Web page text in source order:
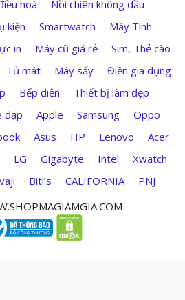
hoà
Nồi chiên không dầu
kiện Smartwatch
Máy Tính
in Máy cũ giá rẻ
Sim, Thẻ cào
Tủ mát Máy sấy
Điện gia dụng
Bếp điện
Thiết bị làm đẹp
đạp Apple Samsung
Oppo
Asus HP Lenovo
Acer
LG Gigabyte Intel
Xwatch
Biti’s CALIFORNIA
PNJ